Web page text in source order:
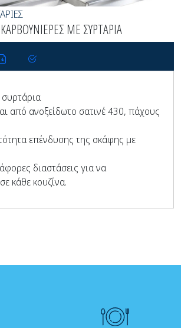
ΜΕ ΣΥΡΤΑΡΙΑ
από ανοξείδωτο σατινέ 430, πάχους
επένδυσης της σκάφης με
διαστάσεις για να
κάθε κουζίνα.